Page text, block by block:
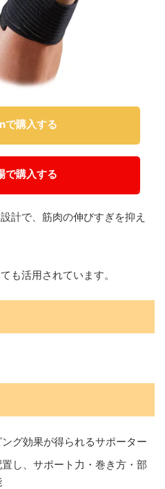
購入する
で購入する
計で、筋肉の伸びすぎを抑え
も活用されています。
グ効果が得られるサポーター
し、サポート力・巻き方・部